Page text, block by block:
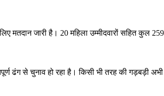
मतदान जारी है। 20 महिला उम्मीदवारों सहित कुल
ढंग से चुनाव हो रहा है। किसी भी तरह की गड़बड़ी